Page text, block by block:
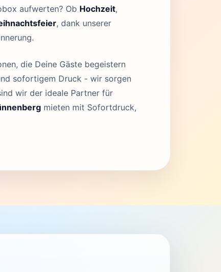
aufwerten? Ob Hochzeit,
, dank unserer
die Deine Gäste begeistern
sofortigem Druck - wir sorgen
wir der ideale Partner für
mieten mit Sofortdruck,